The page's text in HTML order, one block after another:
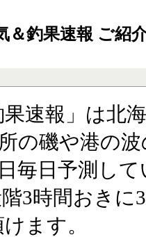
＆釣果速報 ご紹
果速報」は北
の磯や港の
毎日予測し
3時間おきに
ます。